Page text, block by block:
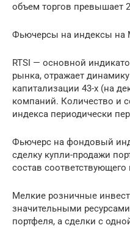
объем торгов превышает
Фьючерсы на индексы на
RTSI — основной
рынка, отражает
капитализации 43-х (на
компаний. Количество и
индекса периодически
Фьючерс на фондовый
сделку купли-продажи
состав соответствующего
Мелкие розничные
значительными
портфеля, а сделки с